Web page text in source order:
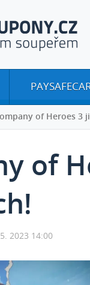
of Heroes 3
of
2023 14:00